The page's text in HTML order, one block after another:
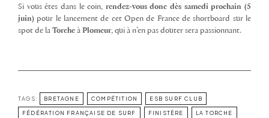
Si vous êtes dans le coin, rendez-vous donc dès samedi prochain (5
juin) pour le lancement de cet Open de France de shortboard sur le
spot de la Torche à Plomeur, qui à n’en pas douter sera passionnant.
TAGS: BRETAGNE COMPÉTITION ESB SURF CLUB
FÉDÉRATION FRANÇAISE DE SURF FINISTÈRE LA TORCHE